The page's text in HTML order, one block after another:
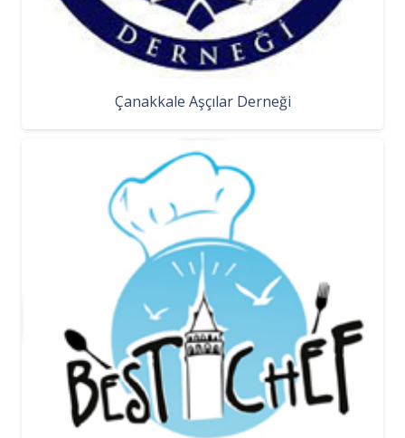
Çanakkale Aşçılar Derneği